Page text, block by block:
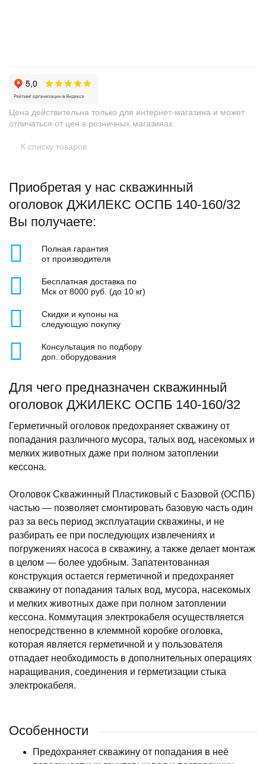
Цена действительна только для интернет-магазина и может
отличаться от цен в розничных магазинах.
К списку товаров
Приобретая у нас скважинный
оголовок ДЖИЛЕКС ОСПБ 140-160/32
Вы получаете:
Полная гарантия
от производителя
Бесплатная доставка по
Мск от 8000 руб. (до 10 кг)
Скидки и купоны на
следующую покупку
Консультация по подбору
доп. оборудования
Для чего предназначен скважинный
оголовок ДЖИЛЕКС ОСПБ 140-160/32
Герметичный оголовок предохраняет скважину от
попадания различного мусора, талых вод, насекомых и
мелких животных даже при полном затоплении
кессона.
Оголовок Скважинный Пластиковый с Базовой (ОСПБ)
частью — позволяет смонтировать базовую часть один
раз за весь период эксплуатации скважины, и не
разбирать ее при последующих извлечениях и
погружениях насоса в скважину, а также делает монтаж
в целом — более удобным. Запатентованная
конструкция остается герметичной и предохраняет
скважину от попадания талых вод, мусора, насекомых
и мелких животных даже при полном затоплении
кессона. Коммутация электрокабеля осуществляется
непосредственно в клеммной коробке оголовка,
которая является герметичной и у пользователя
отпадает необходимость в дополнительных операциях
наращивания, соединения и герметизации стыка
электрокабеля.
Особенности
Предохраняет скважину от попадания в неё